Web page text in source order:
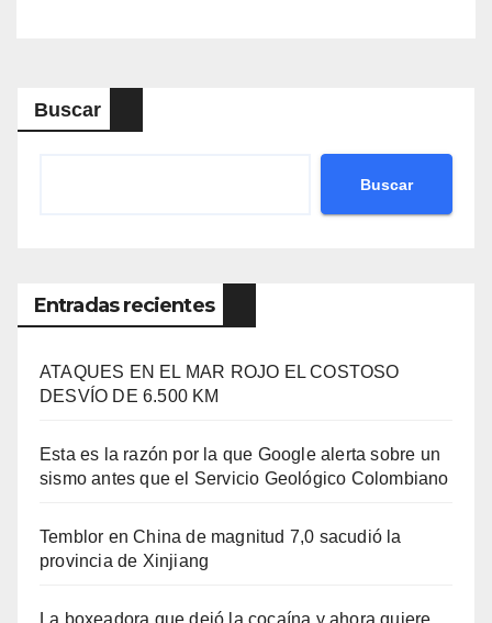
Buscar
Buscar
Entradas recientes
ATAQUES EN EL MAR ROJO EL COSTOSO
DESVÍO DE 6.500 KM
Esta es la razón por la que Google alerta sobre un
sismo antes que el Servicio Geológico Colombiano
Temblor en China de magnitud 7,0 sacudió la
provincia de Xinjiang